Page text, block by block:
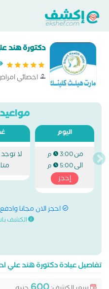
دكتورة هند
اخصائي
اليوم
من3:00 م
الى5:00 م
إحجز
لا
احجز الان مجانا
الكشف
تفاصيل عيادة دكتورة هند علي